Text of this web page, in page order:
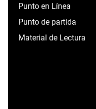
Punto en Línea
Punto de partida
Material de Lectura